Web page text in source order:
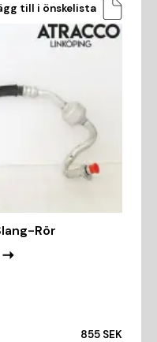
till i önskelista
Rör
855 SEK